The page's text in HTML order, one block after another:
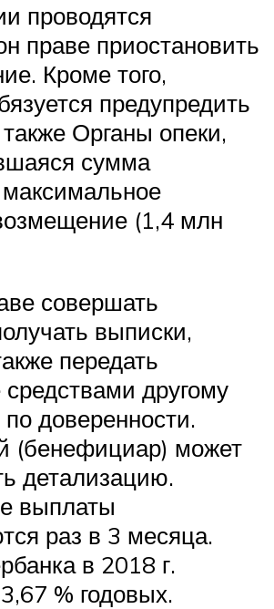
проводятся
праве приостановить
Кроме того,
предупредить
Органы опеки,
сумма
(1,4 млн
совершать
выписки,
передать
другому
доверенности.
(бенефициар) может
детализацию.
выплаты
раз в 3 месяца.
в 2018 г.
% годовых.